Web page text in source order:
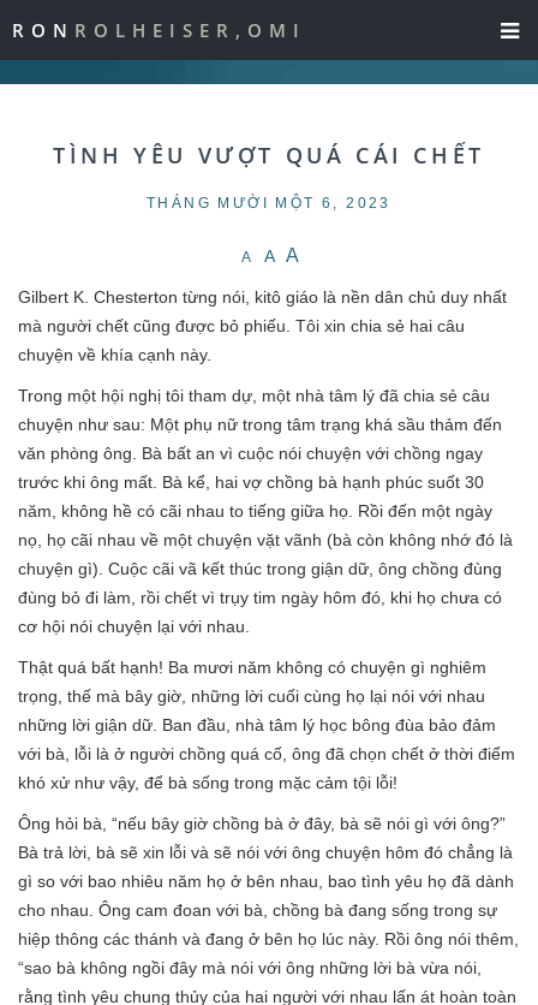
RON ROLHEISER,OMI
TÌNH YÊU VƯỢT QUÁ CÁI CHẾT
THÁNG MƯỜI MỘT 6, 2023
A A A
Gilbert K. Chesterton từng nói, kitô giáo là nền dân chủ duy nhất
mà người chết cũng được bỏ phiếu. Tôi xin chia sẻ hai câu
chuyện về khía cạnh này.
Trong một hội nghị tôi tham dự, một nhà tâm lý đã chia sẻ câu
chuyện như sau: Một phụ nữ trong tâm trạng khá sầu thảm đến
văn phòng ông. Bà bất an vì cuộc nói chuyện với chồng ngay
trước khi ông mất. Bà kể, hai vợ chồng bà hạnh phúc suốt 30
năm, không hề có cãi nhau to tiếng giữa họ. Rồi đến một ngày
nọ, họ cãi nhau về một chuyện vặt vãnh (bà còn không nhớ đó là
chuyện gì). Cuộc cãi vã kết thúc trong giận dữ, ông chồng đùng
đùng bỏ đi làm, rồi chết vì trụy tim ngày hôm đó, khi họ chưa có
cơ hội nói chuyện lại với nhau.
Thật quá bất hạnh! Ba mươi năm không có chuyện gì nghiêm
trọng, thế mà bây giờ, những lời cuối cùng họ lại nói với nhau
những lời giận dữ. Ban đầu, nhà tâm lý học bông đùa bảo đảm
với bà, lỗi là ở người chồng quá cố, ông đã chọn chết ở thời điểm
khó xử như vậy, để bà sống trong mặc cảm tội lỗi!
Ông hỏi bà, “nếu bây giờ chồng bà ở đây, bà sẽ nói gì với ông?”
Bà trả lời, bà sẽ xin lỗi và sẽ nói với ông chuyện hôm đó chẳng là
gì so với bao nhiêu năm họ ở bên nhau, bao tình yêu họ đã dành
cho nhau. Ông cam đoan với bà, chồng bà đang sống trong sự
hiệp thông các thánh và đang ở bên họ lúc này. Rồi ông nói thêm,
“sao bà không ngồi đây mà nói với ông những lời bà vừa nói,
rằng tình yêu chung thủy của hai người với nhau lấn át hoàn toàn